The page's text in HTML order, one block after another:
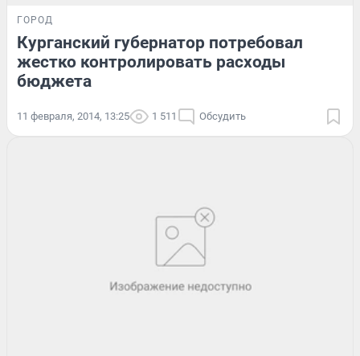
ГОРОД
Курганский губернатор потребовал
жестко контролировать расходы
бюджета
11 февраля, 2014, 13:25 1 511 Обсудить